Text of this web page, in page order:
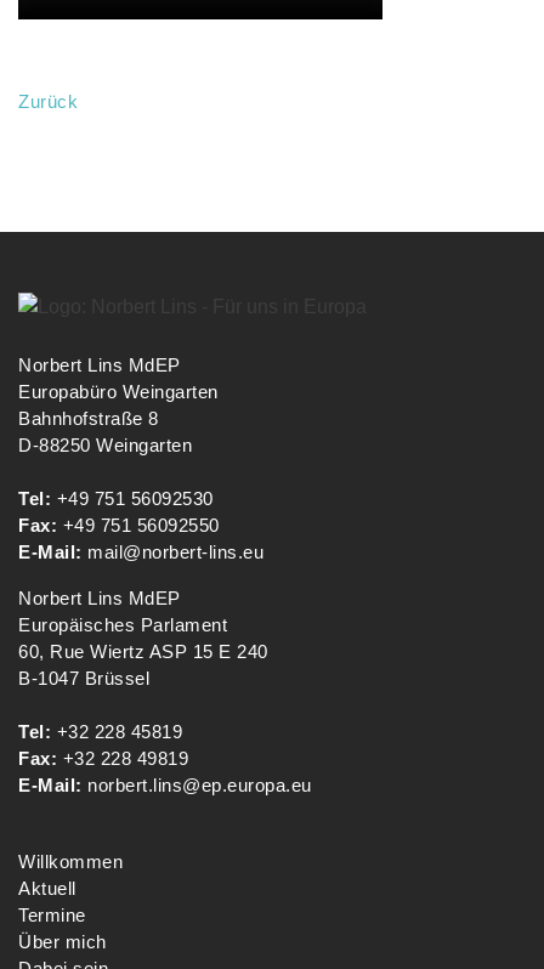
Zurück
Norbert Lins MdEP
Europabüro Weingarten
Bahnhofstraße 8
D-88250 Weingarten
Tel: +49 751 56092530
Fax: +49 751 56092550
E-Mail: mail@norbert-lins.eu
Norbert Lins MdEP
Europäisches Parlament
60, Rue Wiertz ASP 15 E 240
B-1047 Brüssel
Tel: +32 228 45819
Fax: +32 228 49819
E-Mail: norbert.lins@ep.europa.eu
Willkommen
Aktuell
Termine
Über mich